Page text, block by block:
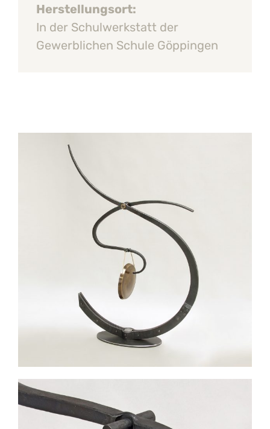
Herstellungsort:
In der Schulwerkstatt der
Gewerblichen Schule Göppingen